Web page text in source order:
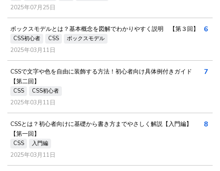
2025年07月25日
ボックスモデルとは？基本概念を図解でわかりやすく説明 【第３回】
CSS初心者 CSS ボックスモデル
2025年03月11日
6
CSSで文字や色を自由に装飾する方法！初心者向け具体例付きガイド
【第二回】
CSS CSS初心者
2025年03月11日
7
CSSとは？初心者向けに基礎から書き方までやさしく解説【入門編】
【第一回】
CSS 入門編
2025年03月11日
8